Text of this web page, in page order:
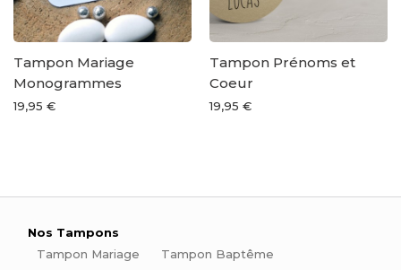
Tampon Mariage
Monogrammes
19,95 €
Tampon Prénoms et
Coeur
19,95 €
Nos Tampons
Tampon Mariage
Tampon Baptême